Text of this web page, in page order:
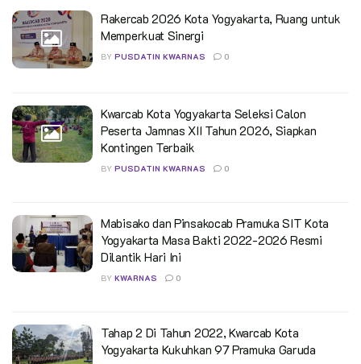
Rakercab 2026 Kota Yogyakarta, Ruang untuk
Memperkuat Sinergi
BY PUSDATIN KWARNAS 0
Kwarcab Kota Yogyakarta Seleksi Calon
Peserta Jamnas XII Tahun 2026, Siapkan
Kontingen Terbaik
BY PUSDATIN KWARNAS 0
Mabisako dan Pinsakocab Pramuka SIT Kota
Yogyakarta Masa Bakti 2022-2026 Resmi
Dilantik Hari Ini
BY KWARNAS 0
Tahap 2 Di Tahun 2022, Kwarcab Kota
Yogyakarta Kukuhkan 97 Pramuka Garuda